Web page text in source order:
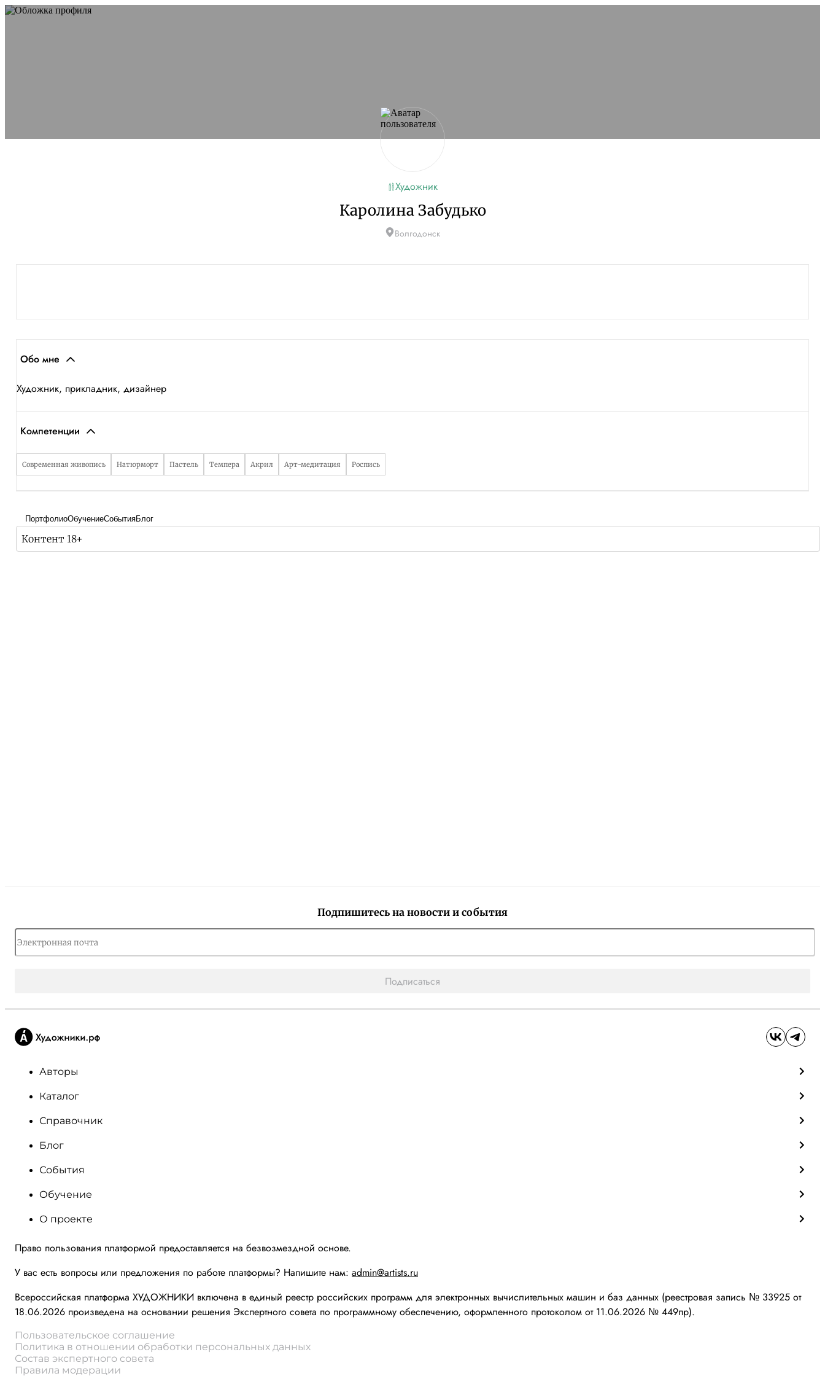
Художник
Каролина Забудько
Волгодонск
Обо мне
Художник, прикладник, дизайнер
Компетенции
Современная живопись Натюрморт Пастель Темпера Акрил Арт-медитация Роспись
ПортфолиоОбучениеСобытияБлог
Контент 18+
Подпишитесь на новости и события
Подписаться
Авторы
Каталог
Справочник
Блог
События
Обучение
О проекте
Право пользования платформой предоставляется на безвозмездной основе.
У вас есть вопросы или предложения по работе платформы? Напишите нам: admin@artists.ru
Всероссийская платформа ХУДОЖНИКИ включена в единый реестр российских программ для электронных вычислительных машин и баз данных (реестровая запись № 33925 от
18.06.2026 произведена на основании решения Экспертного совета по программному обеспечению, оформленного протоколом от 11.06.2026 № 449пр).
Пользовательское соглашение
Политика в отношении обработки персональных данных
Состав экспертного совета
Правила модерации